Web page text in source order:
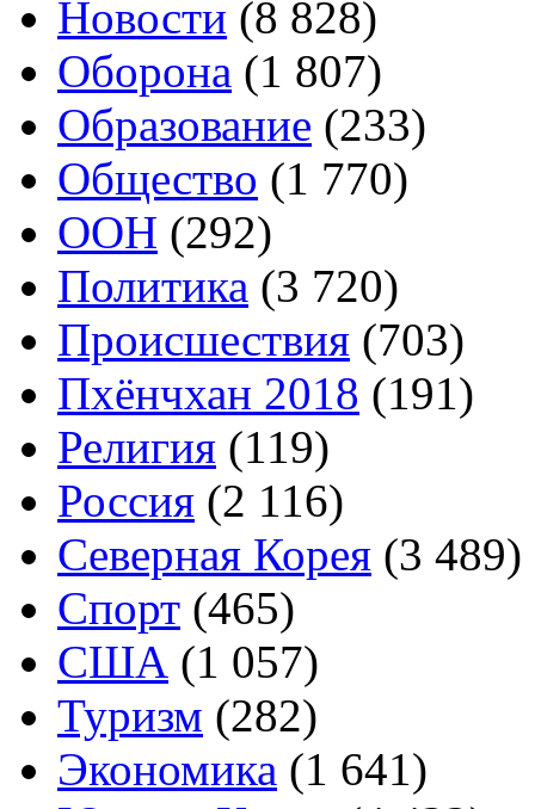
Новости (8 828)
Оборона (1 807)
Образование (233)
Общество (1 770)
ООН (292)
Политика (3 720)
Происшествия (703)
Пхёнчхан 2018 (191)
Религия (119)
Россия (2 116)
Северная Корея (3 489)
Спорт (465)
США (1 057)
Туризм (282)
Экономика (1 641)